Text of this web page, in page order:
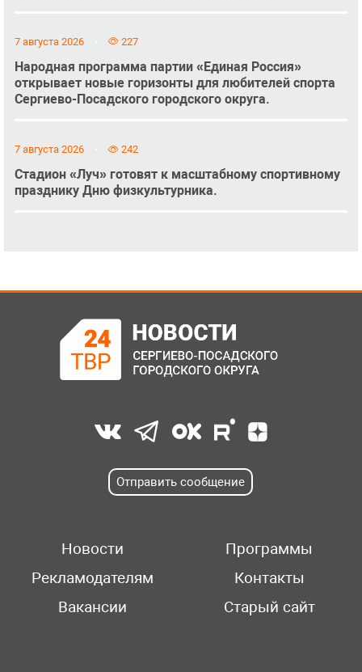
7 августа 2026 227
Народная программа партии «Единая Россия»
открывает новые горизонты для любителей спорта
Сергиево-Посадского городского округа.
7 августа 2026 242
Стадион «Луч» готовят к масштабному спортивному
празднику Дню физкультурника.
Отправить сообщение
Новости
Программы
Рекламодателям
Контакты
Вакансии
Старый сайт